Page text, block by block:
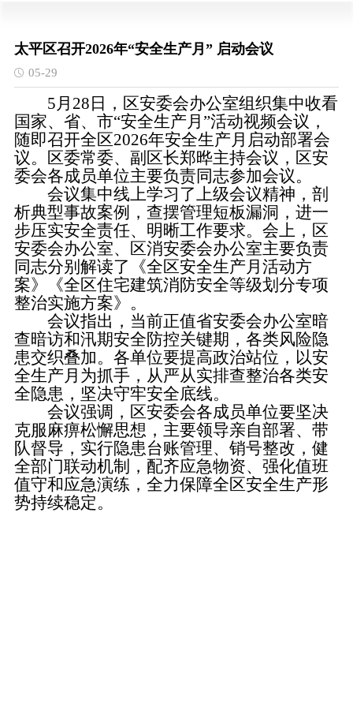
太平区召开2026年“安全生产月” 启动会议
05-29
5月28日，区安委会办公室组织集中收看
国家、省、市“安全生产月”活动视频会议，
随即召开全区2026年安全生产月启动部署会
议。区委常委、副区长郑晔主持会议，区安
委会各成员单位主要负责同志参加会议。
会议集中线上学习了上级会议精神，剖
析典型事故案例，查摆管理短板漏洞，进一
步压实安全责任、明晰工作要求。会上，区
安委会办公室、区消安委会办公室主要负责
同志分别解读了《全区安全生产月活动方
案》《全区住宅建筑消防安全等级划分专项
整治实施方案》。
会议指出，当前正值省安委会办公室暗
查暗访和汛期安全防控关键期，各类风险隐
患交织叠加。各单位要提高政治站位，以安
全生产月为抓手，从严从实排查整治各类安
全隐患，坚决守牢安全底线。
会议强调，区安委会各成员单位要坚决
克服麻痹松懈思想，主要领导亲自部署、带
队督导，实行隐患台账管理、销号整改，健
全部门联动机制，配齐应急物资、强化值班
值守和应急演练，全力保障全区安全生产形
势持续稳定。